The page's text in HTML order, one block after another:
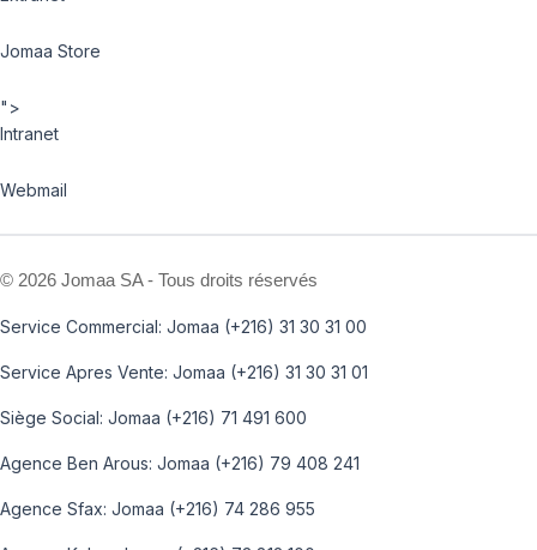
Jomaa Store
">
Intranet
Webmail
© 2026 Jomaa SA - Tous droits réservés
Service Commercial: Jomaa (+216) 31 30 31 00
Service Apres Vente: Jomaa (+216) 31 30 31 01
Siège Social: Jomaa (+216) 71 491 600
Agence Ben Arous: Jomaa (+216) 79 408 241
Agence Sfax: Jomaa (+216) 74 286 955